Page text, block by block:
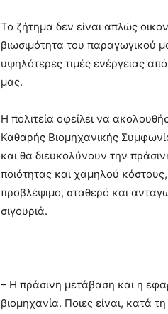
Το ζήτημα δεν είναι απλώς
βιωσιμότητα του παραγωγικού
υψηλότερες τιμές ενέργειας
μας.
Η πολιτεία οφείλει να
Καθαρής Βιομηχανικής
και θα διευκολύνουν την
ποιότητας και χαμηλού
προβλέψιμο, σταθερό και
σιγουριά.
– Η πράσινη μετάβαση και η
βιομηχανία. Ποιες είναι, κατά